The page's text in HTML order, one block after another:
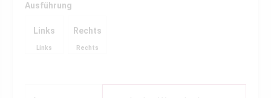
Ausführung
Links
Links
Rechts
Rechts